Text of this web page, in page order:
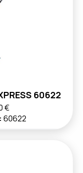
60622
€
60622